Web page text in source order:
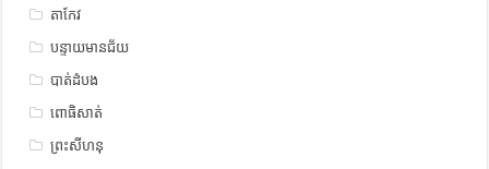
តាកែវ
បន្ទាយមានជ័យ
បាត់ដំបង
ពោធិសាត់
ព្រះសីហនុ